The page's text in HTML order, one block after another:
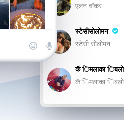
एलन वॉकर
स्टेसीसोलोमन
स्टेसी सोलोमन
कॅ िमलाका िबलो
कॅ िमलाका िबलो